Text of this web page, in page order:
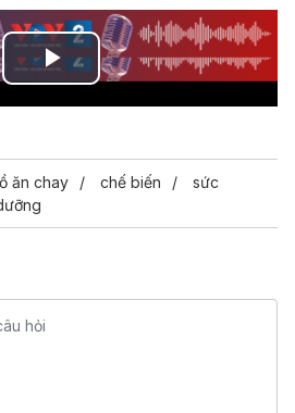
Play
ăn chay chế biến
sức